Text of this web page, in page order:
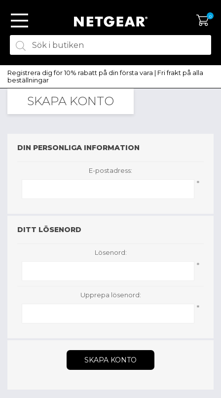
SKAPA KONTO
0
Registrera dig för 10% rabatt på din första vara | Fri frakt på alla
beställningar
SKAPA KONTO
DIN PERSONLIGA INFORMATION
E-postadress:
*
DITT LÖSENORD
Lösenord:
*
Upprepa lösenord:
*